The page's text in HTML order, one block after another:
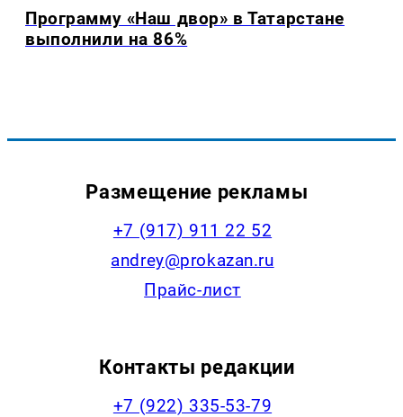
Программу «Наш двор» в Татарстане
выполнили на 86%
Размещение рекламы
+7 (917) 911 22 52
andrey@prokazan.ru
Прайс-лист
Контакты редакции
+7 (922) 335-53-79